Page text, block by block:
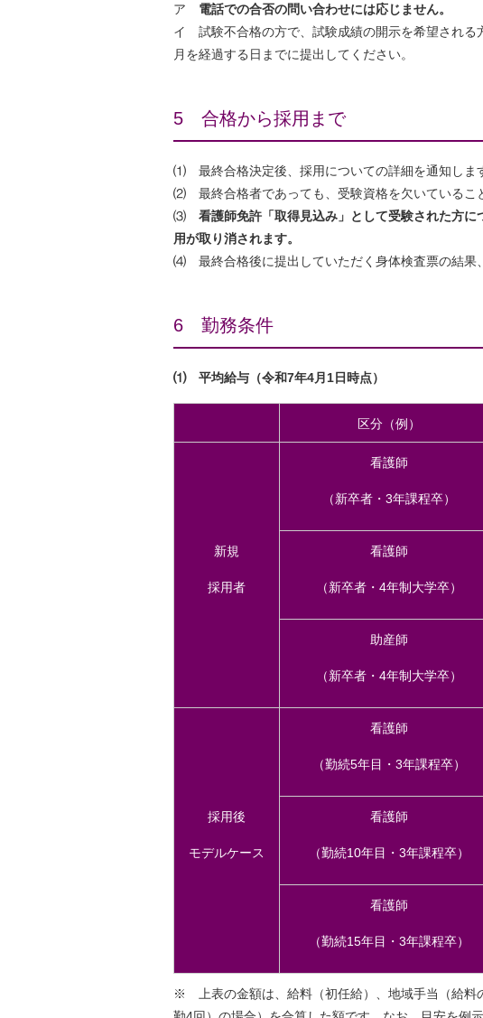
ア 電話での合否の問い合わせには応じません。
イ 試験不合格の方で、試験成績の開示を希望される
月を経過する日までに提出してください。
5 合格から採用まで
⑴ 最終合格決定後、採用についての詳細を通知しま
⑵ 最終合格者であっても、受験資格を欠いているこ
⑶ 看護師免許「取得見込み」として受験された方
用が取り消されます。
⑷ 最終合格後に提出していただく身体検査票の結果
6 勤務条件
⑴ 平均給与（令和7年4月1日時点）
区分（例）
新規
採用者
看護師
（新卒者・3年課程卒）
看護師
（新卒者・4年制大学卒）
助産師
（新卒者・4年制大学卒）
採用後
モデルケース
看護師
（勤続5年目・3年課程卒）
看護師
（勤続10年目・3年課程卒）
看護師
（勤続15年目・3年課程卒）
※ 上表の金額は、給料（初任給）、地域手当（給料